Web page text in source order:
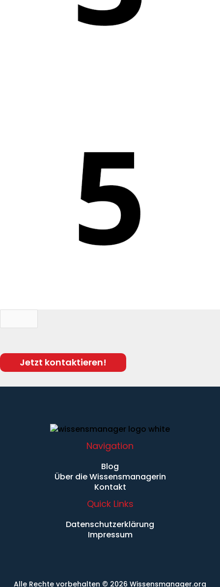
Navigation
Blog
Über die Wissensmanagerin
Kontakt
Quick Links
Datenschutzerklärung
Impressum
Alle Rechte vorbehalten © 2026 Wissensmanager.org